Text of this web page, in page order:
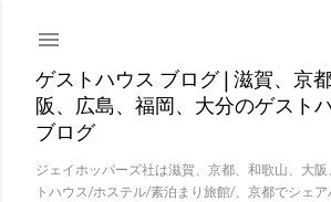
スキップしてメイン コン
ゲストハウス ブログ | 滋賀、京
阪、広島、福岡、大分のゲスト
ブログ
ジェイホッパーズ社は滋賀、京都、和歌山、大
トハウス/ホステル/素泊まり旅館/、京都でシェ